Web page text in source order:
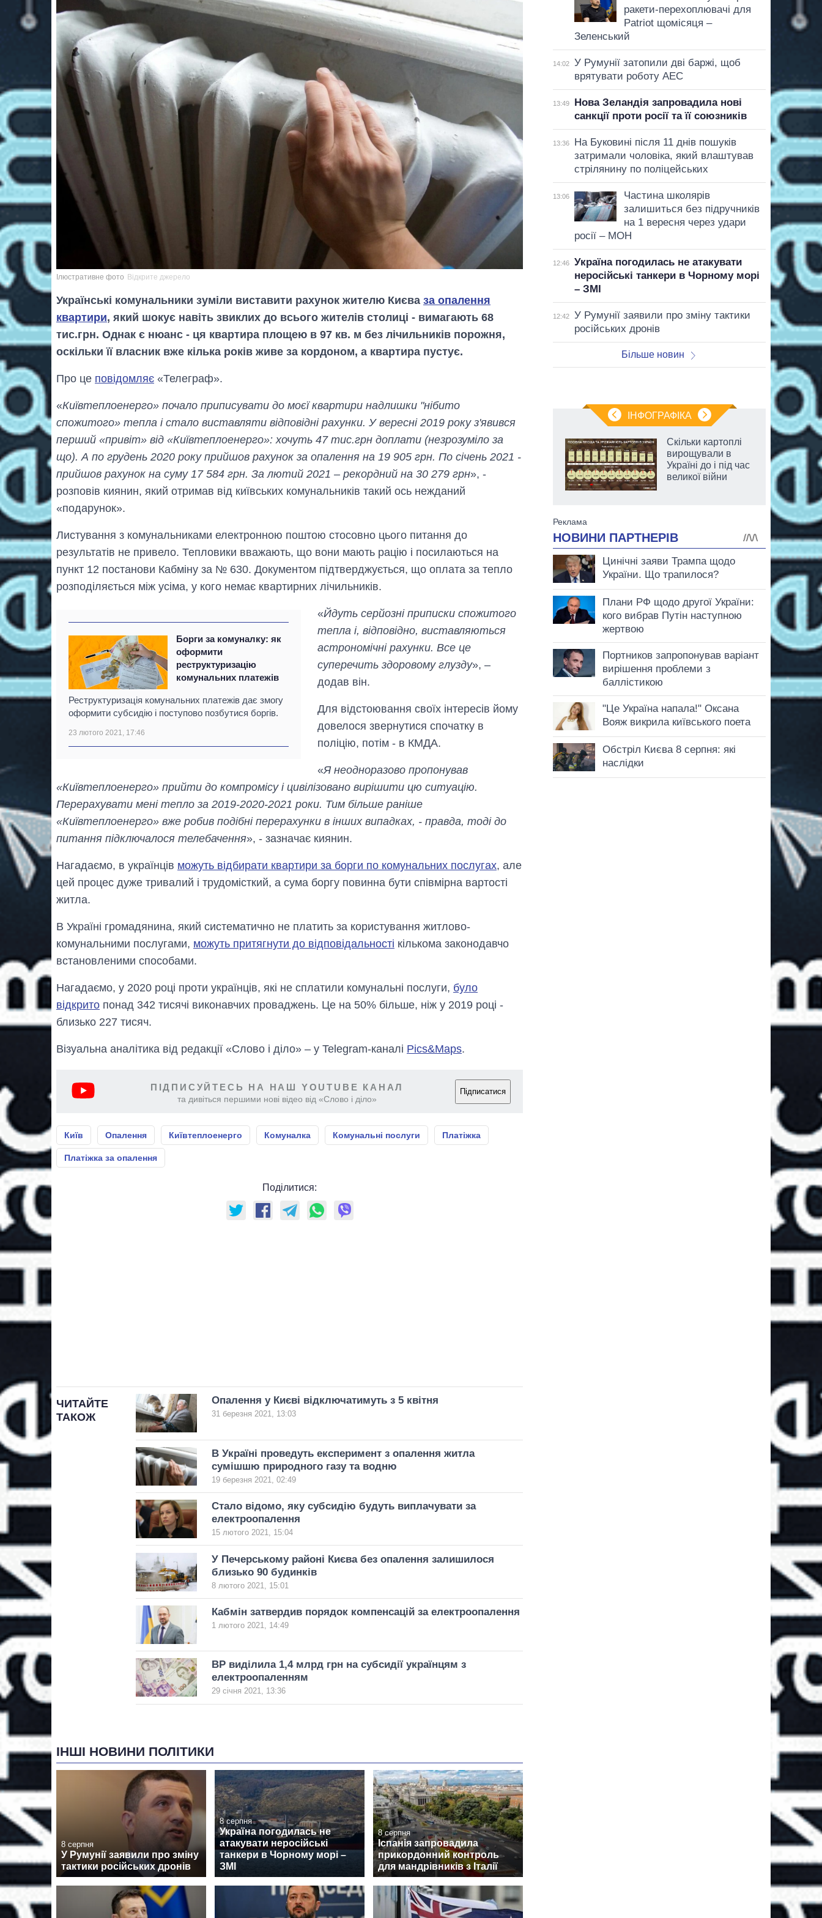
Ілюстративне фото Відкрите джерело
Українські комунальники зуміли виставити рахунок жителю Києва за опалення
квартири, який шокує навіть звиклих до всього жителів столиці - вимагають 68
тис.грн. Однак є нюанс - ця квартира площею в 97 кв. м без лічильників порожня,
оскільки її власник вже кілька років живе за кордоном, а квартира пустує.
Про це повідомляє «Телеграф».
«Київтеплоенерго» почало приписувати до моєї квартири надлишки "нібито
спожитого» тепла і стало виставляти відповідні рахунки. У вересні 2019 року з'явився
перший «привіт» від «Київтеплоенерго»: хочуть 47 тис.грн доплати (незрозуміло за
що). А по грудень 2020 року прийшов рахунок за опалення на 19 905 грн. По січень 2021 -
прийшов рахунок на суму 17 584 грн. За лютий 2021 – рекордний на 30 279 грн», -
розповів киянин, який отримав від київських комунальників такий ось нежданий
«подарунок».
Листування з комунальниками електронною поштою стосовно цього питання до
результатів не привело. Тепловики вважають, що вони мають рацію і посилаються на
пункт 12 постанови Кабміну за № 630. Документом підтверджується, що оплата за тепло
розподіляється між усіма, у кого немає квартирних лічильників.
Борги за комуналку: як
оформити
реструктуризацію
комунальних платежів
Реструктуризація комунальних платежів дає змогу
оформити субсидію і поступово позбутися боргів.
23 лютого 2021, 17:46
«Йдуть серйозні приписки спожитого
тепла і, відповідно, виставляються
астрономічні рахунки. Все це
суперечить здоровому глузду», –
додав він.
Для відстоювання своїх інтересів йому
довелося звернутися спочатку в
поліцію, потім - в КМДА.
«Я неодноразово пропонував
«Київтеплоенерго» прийти до компромісу і цивілізовано вирішити цю ситуацію.
Перерахувати мені тепло за 2019-2020-2021 роки. Тим більше раніше
«Київтеплоенерго» вже робив подібні перерахунки в інших випадках, - правда, тоді до
питання підключалося телебачення», - зазначає киянин.
Нагадаємо, в українців можуть відбирати квартири за борги по комунальних послугах, але
цей процес дуже тривалий і трудомісткий, а сума боргу повинна бути співмірна вартості
житла.
В Україні громадянина, який систематично не платить за користування житлово-
комунальними послугами, можуть притягнути до відповідальності кількома законодавчо
встановленими способами.
Нагадаємо, у 2020 році проти українців, які не сплатили комунальні послуги, було
відкрито понад 342 тисячі виконавчих проваджень. Це на 50% більше, ніж у 2019 році -
близько 227 тисяч.
Візуальна аналітика від редакції «Слово і діло» – у Telegram-каналі Pics&Maps.
ПІДПИСУЙТЕСЬ НА НАШ YOUTUBE КАНАЛ
та дивіться першими нові відео від «Слово і діло»
Підписатися
Київ Опалення Київтеплоенерго Комуналка Комунальні послуги Платіжка
Платіжка за опалення
Поділитися:
ЧИТАЙТЕ
ТАКОЖ
Опалення у Києві відключатимуть з 5 квітня
31 березня 2021, 13:03
В Україні проведуть експеримент з опалення житла
сумішшю природного газу та водню
19 березня 2021, 02:49
Стало відомо, яку субсидію будуть виплачувати за
електроопалення
15 лютого 2021, 15:04
У Печерському районі Києва без опалення залишилося
близько 90 будинків
8 лютого 2021, 15:01
Кабмін затвердив порядок компенсацій за електроопалення
1 лютого 2021, 14:49
ВР виділила 1,4 млрд грн на субсидії українцям з
електроопаленням
29 січня 2021, 13:36
ІНШІ НОВИНИ ПОЛІТИКИ
8 серпня
У Румунії заявили про зміну
тактики російських дронів
8 серпня
Україна погодилась не
атакувати неросійські
танкери в Чорному морі –
ЗМІ
8 серпня
Іспанія запровадила
прикордонний контроль
для мандрівників з Італії
ракети-перехоплювачі для
Patriot щомісяця –
Зеленський
14:02
У Румунії затопили дві баржі, щоб
врятувати роботу АЕС
13:49
Нова Зеландія запровадила нові
санкції проти росії та її союзників
13:36
На Буковині після 11 днів пошуків
затримали чоловіка, який влаштував
стрілянину по поліцейських
13:06
Частина школярів
залишиться без підручників
на 1 вересня через удари
росії – МОН
12:46
Україна погодилась не атакувати
неросійські танкери в Чорному морі
– ЗМІ
12:42
У Румунії заявили про зміну тактики
російських дронів
Більше новин
ІНФОГРАФІКА
Як змінився
бюджет
оборони за 13
років війни з
Скільки картоплі
вирощували в
Україні до і під час
великої війни